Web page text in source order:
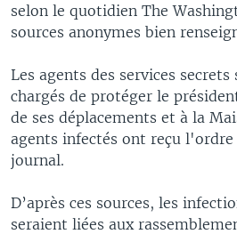
selon le quotidien The
sources anonymes bien
Les agents des services
chargés de protéger le
de ses déplacements et à la
agents infectés ont reçu
journal.
D’après ces sources, les
seraient liées aux